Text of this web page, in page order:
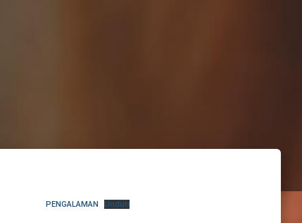
PENGALAMAN Unduh